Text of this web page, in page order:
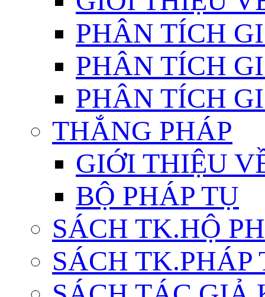
PHÂN TÍCH
PHÂN TÍCH
PHÂN TÍCH
THẮNG PHÁP
GIỚI THIỆU
BỘ PHÁP TỤ
SÁCH TK.HỘ
SÁCH TK.PHÁP